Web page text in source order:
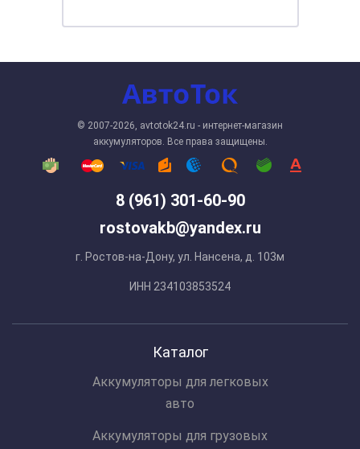
8 (961) 301-60-90
rostovakb@yandex.ru
г. Ростов-на-Дону, ул. Нансена, д. 103м
ИНН 234103853524
© 2007-2026, avtotok24.ru - интернет-магазин
аккумуляторов. Все права защищены.
Каталог
Аккумуляторы для легковых
авто
Аккумуляторы для грузовых